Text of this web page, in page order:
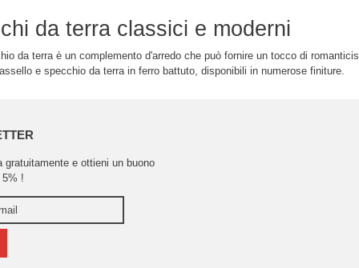
da terra classici e moderni
da terra è un complemento d'arredo che può fornire un tocco di
e specchio da terra in ferro battuto, disponibili in numerose finiture.
gratuitamente e ottieni un buono
5% !